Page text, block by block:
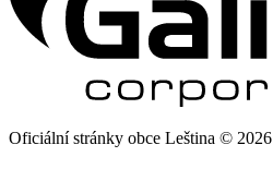
Oficiální stránky obce Leština © 2026